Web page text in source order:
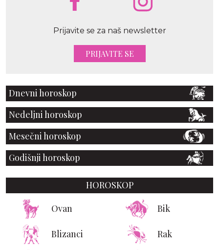
Prijavite se za naš newsletter
PRIJAVITE SE
Dnevni horoskop
Nedeljni horoskop
Mesečni horoskop
Godišnji horoskop
HOROSKOP
Ovan Bik
Blizanci Rak